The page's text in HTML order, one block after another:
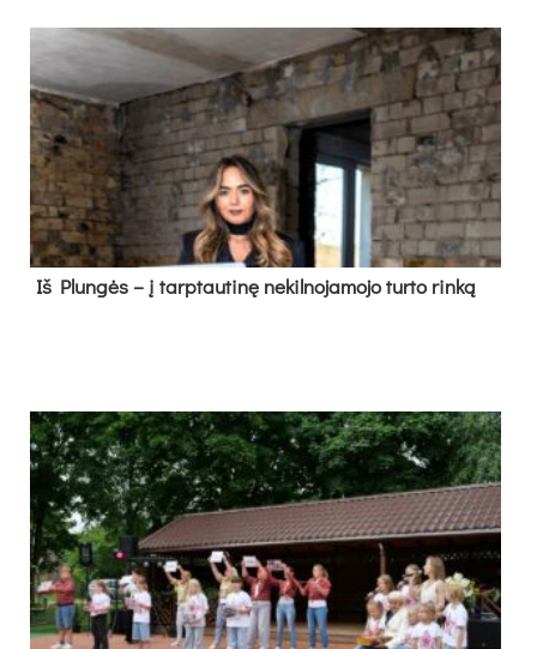
Iš Plungės – į tarptautinę nekilnojamojo turto rinką